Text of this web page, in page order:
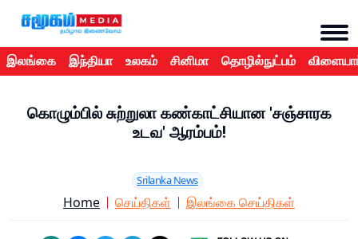
இலங்கை இந்தியா உலகம் சினிமா தொழில்நுட்பம்
கொழும்பில் சுற்றுலா கண்காட்சியான 'சஞ்சாரக
உடவ' ஆரம்பம்!
Srilanka News
Home செய்திகள் இலங்கை செய்திகள்